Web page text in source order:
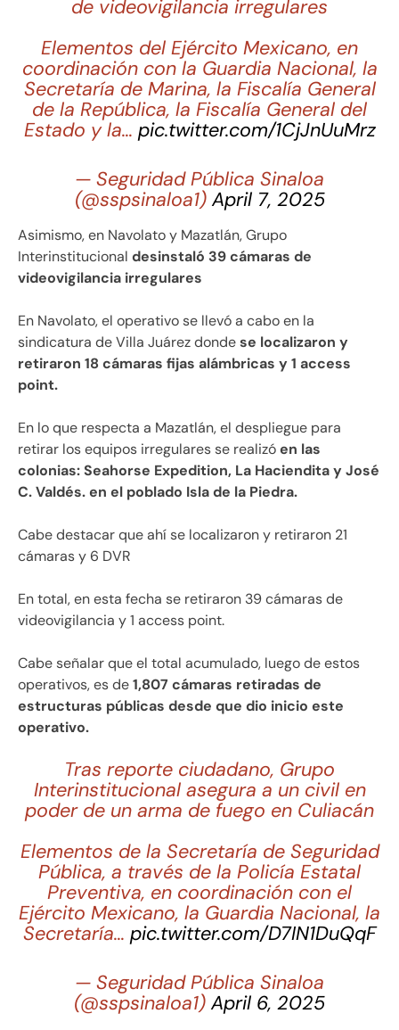
de videovigilancia irregulares
Elementos del Ejército Mexicano, en
coordinación con la Guardia Nacional, la
Secretaría de Marina, la Fiscalía General
de la República, la Fiscalía General del
Estado y la… pic.twitter.com/1CjJnUuMrz
— Seguridad Pública Sinaloa
(@sspsinaloa1) April 7, 2025
Asimismo, en Navolato y Mazatlán, Grupo
Interinstitucional desinstaló 39 cámaras de
videovigilancia irregulares
En Navolato, el operativo se llevó a cabo en la
sindicatura de Villa Juárez dondese localizaron y
retiraron 18 cámaras fijas alámbricas y 1 access
point.
En lo que respecta a Mazatlán, el despliegue para
retirar los equipos irregulares se realizóen las
colonias: Seahorse Expedition, La Haciendita y José
C. Valdés. en el poblado Isla de la Piedra.
Cabe destacar que ahí se localizaron y retiraron 21
cámaras y 6 DVR
En total, en esta fecha se retiraron 39 cámaras de
videovigilancia y 1 access point.
Cabe señalar que el total acumulado, luego de estos
operativos, es de1,807 cámaras retiradas de
estructuras públicas desde que dio inicio este
operativo.
Tras reporte ciudadano, Grupo
Interinstitucional asegura a un civil en
poder de un arma de fuego en Culiacán
Elementos de la Secretaría de Seguridad
Pública, a través de la Policía Estatal
Preventiva, en coordinación con el
Ejército Mexicano, la Guardia Nacional, la
Secretaría… pic.twitter.com/D7IN1DuQqF
— Seguridad Pública Sinaloa
(@sspsinaloa1) April 6, 2025